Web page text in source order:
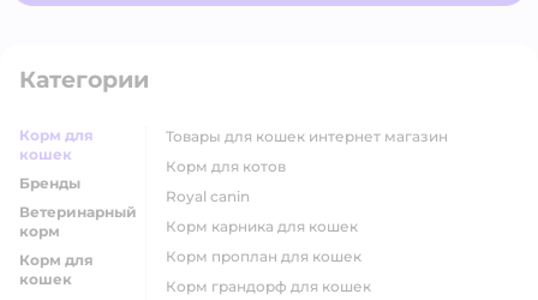
Категории
Корм для
кошек
Бренды
Ветеринарный
корм
Корм для
кошек
товары для кошек интернет магазин
корм для котов
royal canin
корм карника для кошек
корм проплан для кошек
корм грандорф для кошек